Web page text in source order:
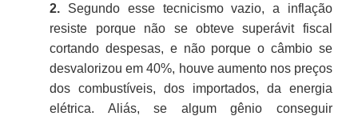
2. Segundo esse tecnicismo vazio, a inflação
resiste porque não se obteve superávit fiscal
cortando despesas, e não porque o câmbio se
desvalorizou em 40%, houve aumento nos preços
dos combustíveis, dos importados, da energia
elétrica. Aliás, se algum gênio conseguir